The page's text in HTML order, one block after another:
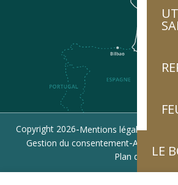
LE
Copyright 2026-Mentions légales-
Gestion du consentement-
Plan du site